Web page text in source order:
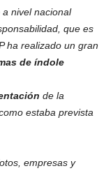
nivel nacional
que es
ha realizado un gran
de índole
de la
estaba prevista
empresas y